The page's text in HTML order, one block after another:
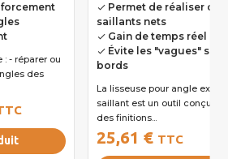
des
done Permet de réaliser
saillants nets
done Gain de temps réel
done Évite les "vagues" sur
bords
La lisseuse pour angle extérieur
saillant est un outil conçu pour réaliser
des finitions...
25,61 € TTC